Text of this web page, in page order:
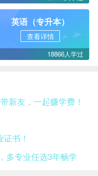
英语（专升本）
查看详情
18866人学过
新友，一起赚学费！
书！
多专业任选3年畅学